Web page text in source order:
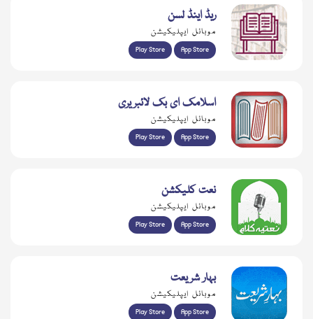
ریڈ اینڈ لسن
موبائل ایپلیکیشن
Play Store App Store
اسلامک ای بک لائبریری
موبائل ایپلیکیشن
Play Store App Store
نعت کلیکشن
موبائل ایپلیکیشن
Play Store App Store
بہار شریعت
موبائل ایپلیکیشن
Play Store App Store